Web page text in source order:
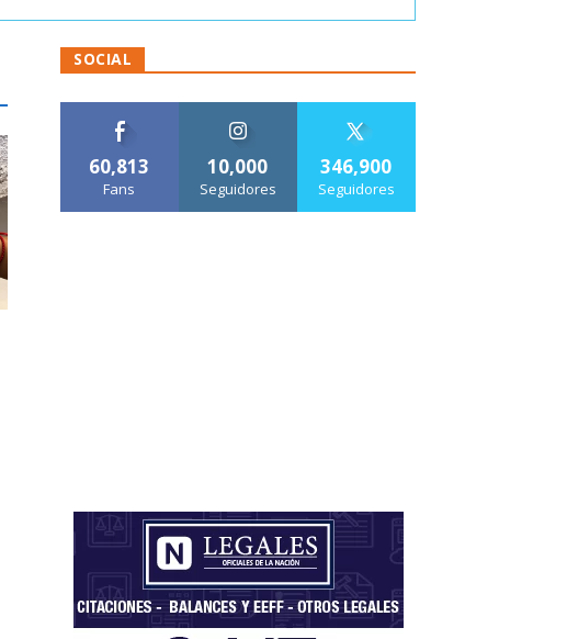
SOCIAL
60,813
Fans
10,000
Seguidores
346,900
Seguidores